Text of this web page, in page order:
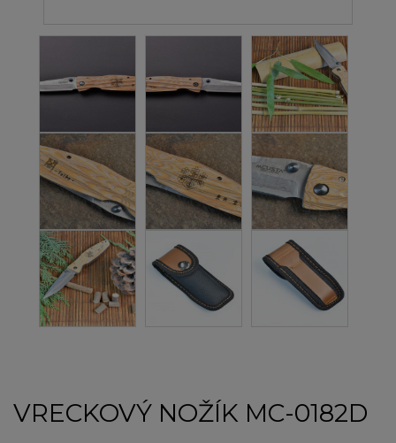
VRECKOVÝ NOŽÍK MC-0182D